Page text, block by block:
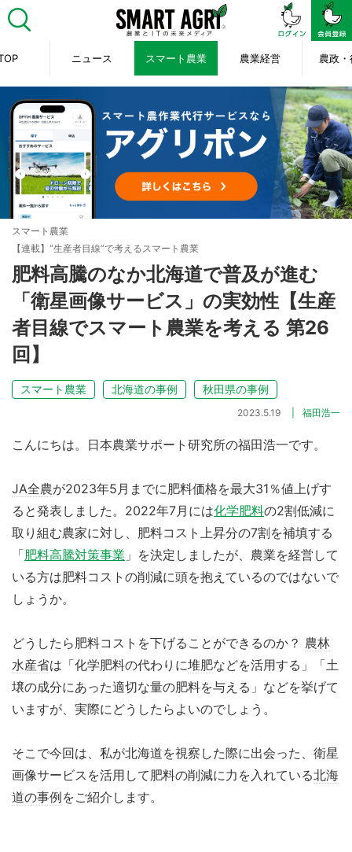
ニュース スマート農業 農業経営 農政・
スマート農業
【連載】“生産者目線”で考えるスマート農業
肥料高騰のなか北海道で普及が進む
「衛星画像サービス」の実効性【生産
者目線でスマート農業を考える 第26
回】
スマート農業 北海道の事例 秋田県の事例
2023.5.19 福田浩一
こんにちは。日本農業サポート研究所の福田浩一です。
JA全農が2023年5月までに肥料価格を最大31％値上げす
ると発表しました。2022年7月には化学肥料の2割低減に
取り組む農家に対し、肥料コスト上昇分の7割を補填する
「肥料高騰対策事業 」を決定しましたが、農業を経営して
いる方は肥料コストの削減に頭を抱えているのではないで
しょうか。
どうしたら肥料コストを下げることができるのか？ 農林
水産省は「化学肥料の代わりに堆肥などを活用する」「土
壌の成分にあった適切な量の肥料を与える」などを挙げて
いますが、実際にどうしたらよいのでしょう。
そこで今回は、私が北海道を視察した際に出会った、衛星
画像サービスを活用して肥料の削減に力を入れている北海
道の事例をご紹介します。